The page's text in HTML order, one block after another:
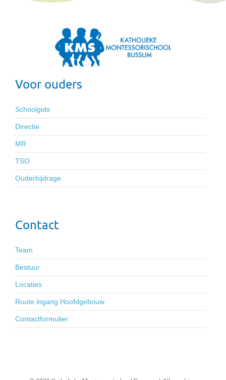
Voor ouders
Schoolgids
Directie
MR
TSO
Ouderbijdrage
Contact
Team
Bestuur
Locaties
Route ingang Hoofdgebouw
Contactformulier